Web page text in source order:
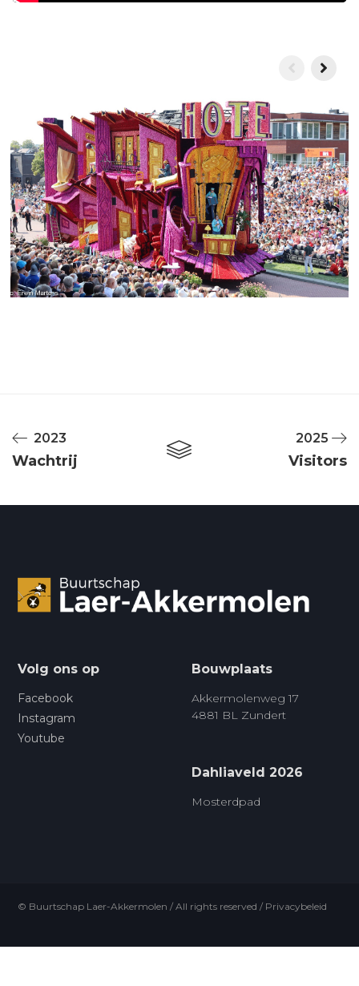
2023
Wachtrij
2025
Visitors
Volg ons op
Facebook
Instagram
Youtube
Bouwplaats
Akkermolenweg 17
4881 BL Zundert
Dahliaveld 2026
Mosterdpad
© Buurtschap Laer-Akkermolen / All rights reserved / Privacybeleid